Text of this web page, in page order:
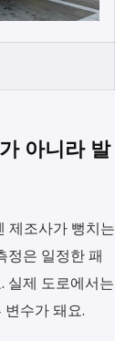
아니라 발
제조사가 뻥치는
정은 일정한 패
실제 도로에서는
수가 돼요.